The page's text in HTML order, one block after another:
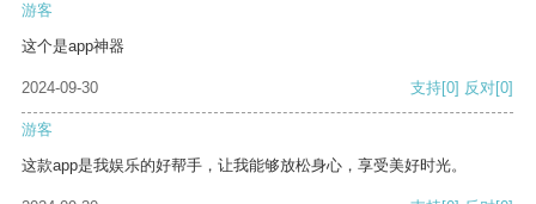
游客
这个是app神器
2024-09-30 支持[0] 反对[0]
游客
这款app是我娱乐的好帮手，让我能够放松身心，享受美好时光。